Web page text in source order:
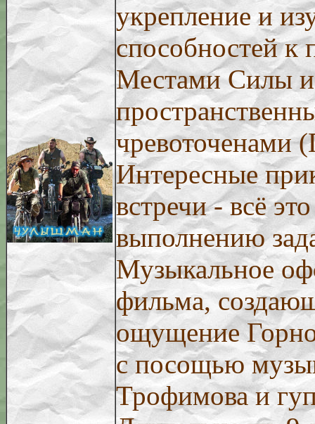
укрепление и
способностей к
Местами Силы и
чревоточенами
Интересные
встречи - всё
выполнению
Музыкальное
фильма,
ощущение
с посощью
Трофимова и